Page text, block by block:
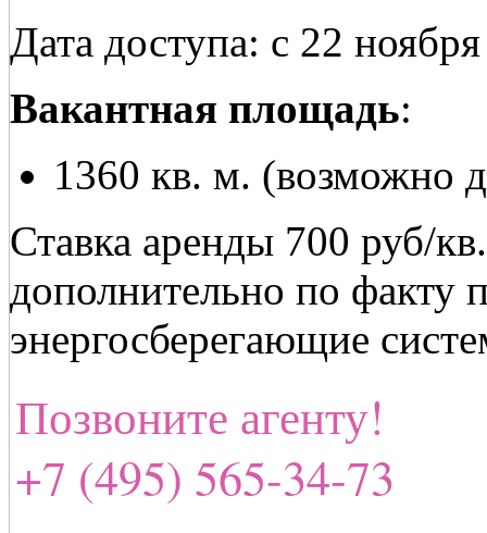
Дата доступа: с 22
Вакантная площадь:
1360 кв. м. (возможно
Ставка аренды 700 руб/
дополнительно по факту
энергосберегающие
Позвоните агенту!
+7 (495) 565-34-73